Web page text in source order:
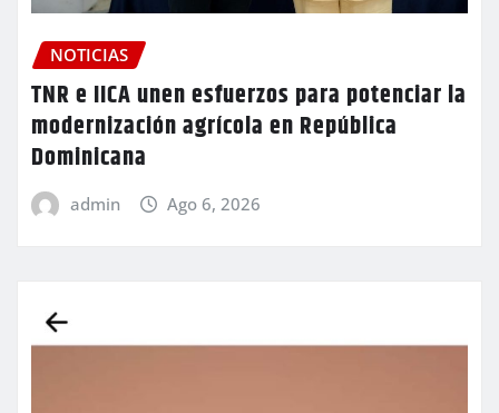
NOTICIAS
TNR e IICA unen esfuerzos para potenciar la
modernización agrícola en República
Dominicana
admin Ago 6, 2026